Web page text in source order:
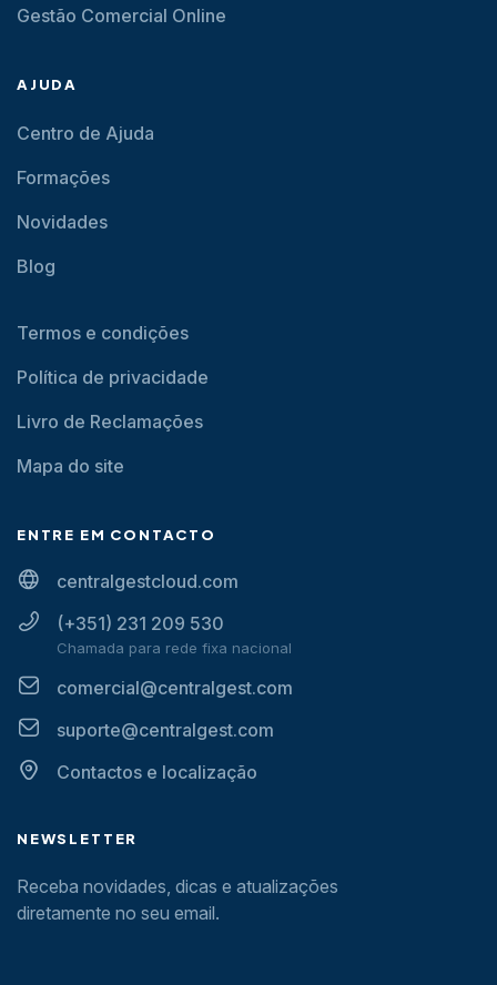
Gestão Comercial Online
AJUDA
Centro de Ajuda
Formações
Novidades
Blog
Termos e condições
Política de privacidade
Livro de Reclamações
Mapa do site
ENTRE EM CONTACTO
centralgestcloud.com
(+351) 231 209 530
Chamada para rede fixa nacional
comercial@centralgest.com
suporte@centralgest.com
Contactos e localização
NEWSLETTER
Receba novidades, dicas e atualizações
diretamente no seu email.